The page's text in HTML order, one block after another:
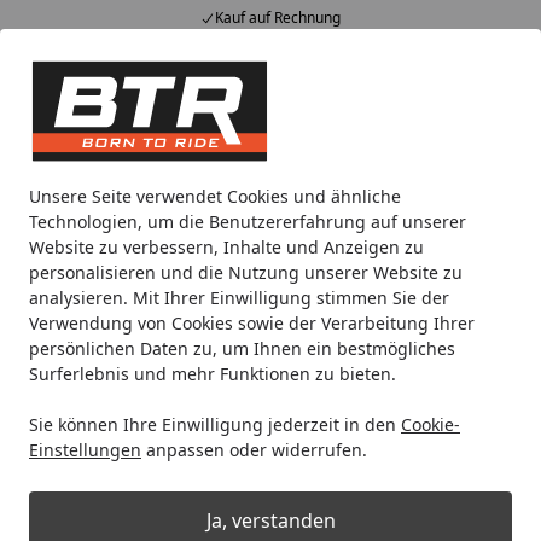
Unsere Seite verwendet Cookies und ähnliche
Technologien, um die Benutzererfahrung auf unserer
Website zu verbessern, Inhalte und Anzeigen zu
personalisieren und die Nutzung unserer Website zu
analysieren. Mit Ihrer Einwilligung stimmen Sie der
Verwendung von Cookies sowie der Verarbeitung Ihrer
persönlichen Daten zu, um Ihnen ein bestmögliches
Surferlebnis und mehr Funktionen zu bieten.
Sie können Ihre Einwilligung jederzeit in den Cookie-
Einstellungen anpassen oder widerrufen.
Ja, verstanden
Kauf auf Rechnung
Alle Produkte
Mein Konto
Suchen
Noch 2 Tage und 16 Stunden
Spare bis zu 35% auf EVOLIFT® Zentralständer
von BTR!
Startseite
Spec-X Lenkerspiegel
Spec X Lenkerspiegel
Ihre Artikelübersicht
Kategorien